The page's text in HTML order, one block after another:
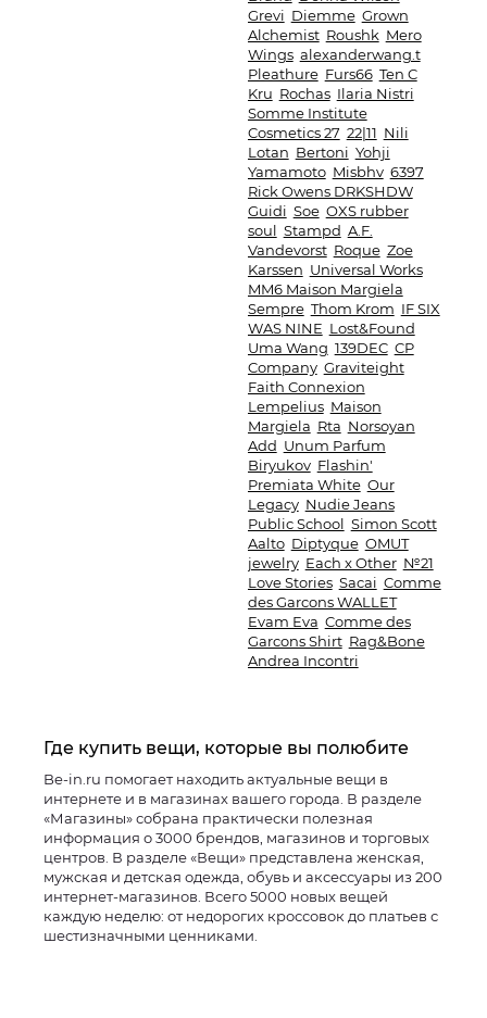
Grevi Diemme Grown
Alchemist Roushk Mero
Wings alexanderwang.t
Pleathure Furs66 Ten C
Kru Rochas Ilaria Nistri
Somme Institute
Cosmetics 27 22|11 Nili
Lotan Bertoni Yohji
Yamamoto Misbhv 6397
Rick Owens DRKSHDW
Guidi Soe OXS rubber
soul Stampd A.F.
Vandevorst Roque Zoe
Karssen Universal Works
MM6 Maison Margiela
Sempre Thom Krom IF SIX
WAS NINE Lost&Found
Uma Wang 139DEC CP
Company Graviteight
Faith Connexion
Lempelius Maison
Margiela Rta Norsoyan
Add Unum Parfum
Biryukov Flashin'
Premiata White Our
Legacy Nudie Jeans
Public School Simon Scott
Aalto Diptyque OMUT
jewelry Each x Other №21
Love Stories Sacai Comme
des Garcons WALLET
Evam Eva Comme des
Garcons Shirt Rag&Bone
Andrea Incontri
Где купить вещи, которые вы полюбите
Be-in.ru помогает находить актуальные вещи в
интернете и в магазинах вашего города. В разделе
«Магазины» собрана практически полезная
информация о 3000 брендов, магазинов и торговых
центров. В разделе «Вещи» представлена женская,
мужская и детская одежда, обувь и аксессуары из 200
интернет-магазинов. Всего 5000 новых вещей
каждую неделю: от недорогих кроссовок до платьев с
шестизначными ценниками.